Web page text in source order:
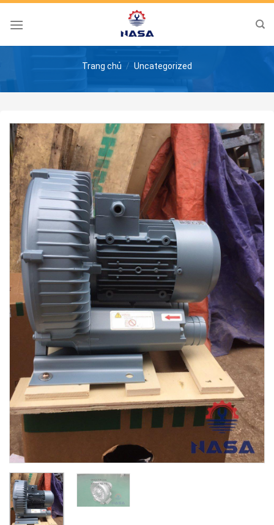
Skip
Trang chủ / Uncategorized